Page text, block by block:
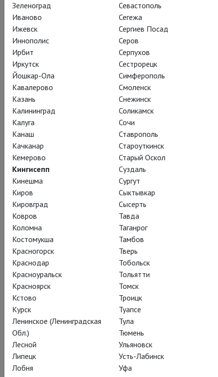
Кораблекрушение, зачарованный остров,
озорные духи и магические книги Просперо
в истории о мести, прощении и
освобождении. Шекспир в зените своей
славы и театр «Глобус» во всем своем
великолепии!
Самая фантастическая пьеса Шекспира, где всего за четыре
часа герои успеют пережить невероятные приключения на
волшебном острове, найдут любовь, попытаются устроить
революцию, отомстят обидчикам и получат свободу.
А что достанется зрителям? Взрывной юмор, театральные
чудеса, величественная поэзия Барда, и все это – в
исполнении одного из мощнейших актерских составов
«Глобуса».
Смотреть онлайн за 550 ₽
Поделиться:
Подписаться на рассылку
СОСТАВ О СПЕКТАКЛЕ
ЖУРНАЛ
Зеленоград
Иваново
Ижевск
Иннополис
Ирбит
Иркутск
Йошкар-Ола
Кавалерово
Казань
Калининград
Калуга
Канаш
Качканар
Кемерово
Кингисепп
Кинешма
Киров
Кировград
Ковров
Коломна
Костомукша
Красногорск
Краснодар
Красноуральск
Красноярск
Кстово
Курск
Ленинское (Ленинградская
Обл.)
Лесной
Липецк
Лобня
Севастополь
Сегежа
Сергиев Посад
Серов
Серпухов
Сестрорецк
Симферополь
Смоленск
Снежинск
Соликамск
Сочи
Ставрополь
Староуткинск
Старый Оскол
Суздаль
Сургут
Сыктывкар
Сысерть
Тавда
Таганрог
Тамбов
Тверь
Тобольск
Тольятти
Томск
Троицк
Туапсе
Тула
Тюмень
Ульяновск
Усть-Лабинск
Уфа